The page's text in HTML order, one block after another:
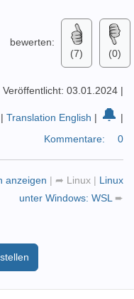
bewerten:
(7)
(0)
Veröffentlicht: 03.01.2024 |
| Translation English | 🔔 |
Kommentare:
0
anzeigen | ➦ Linux | Linux
unter Windows: WSL ➨